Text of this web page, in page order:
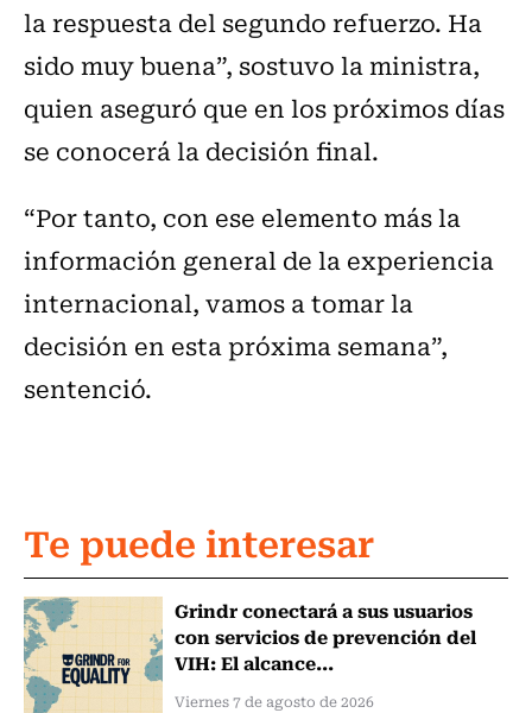
la respuesta del segundo refuerzo. Ha
sido muy buena”, sostuvo la ministra,
quien aseguró que en los próximos días
se conocerá la decisión final.
“Por tanto, con ese elemento más la
información general de la experiencia
internacional, vamos a tomar la
decisión en esta próxima semana”,
sentenció.
Te puede interesar
Grindr conectará a sus usuarios
con servicios de prevención del
VIH: El alcance...
Viernes 7 de agosto de 2026